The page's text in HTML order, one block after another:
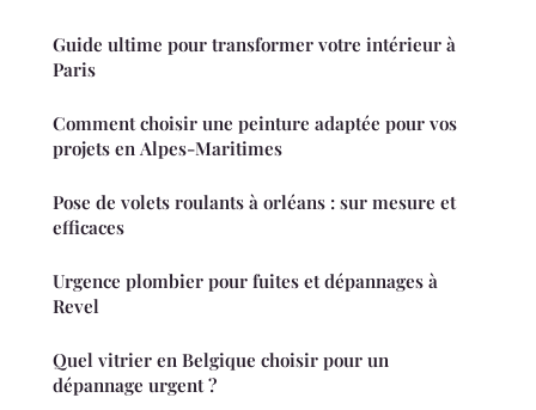
Guide ultime pour transformer votre intérieur à
Paris
Comment choisir une peinture adaptée pour vos
projets en Alpes-Maritimes
Pose de volets roulants à orléans : sur mesure et
efficaces
Urgence plombier pour fuites et dépannages à
Revel
Quel vitrier en Belgique choisir pour un
dépannage urgent ?